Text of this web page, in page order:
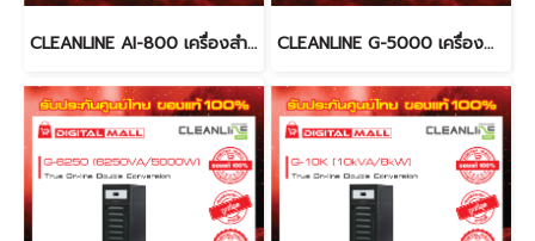
CLEANLINE AI-800 เครื่องสำรองไฟ (UPS) CLEANLINE G-5000 เครื่องสำรองไฟ (UPS)